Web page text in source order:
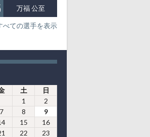
万福 公至
べての選手を表示
土
日
1
2
7 8
9
15
16
22 23